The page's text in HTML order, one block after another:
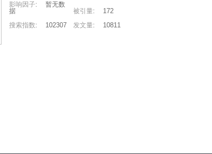
影响因子:
暂无数
据
被引量:
172
搜索指数: 102307 发文量: 10811